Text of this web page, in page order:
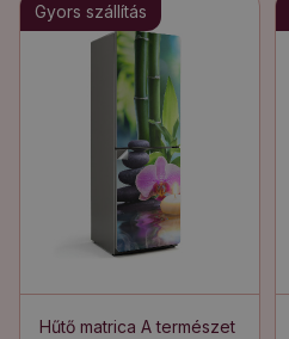
Gyors szállítás
Hűtő matrica A természet